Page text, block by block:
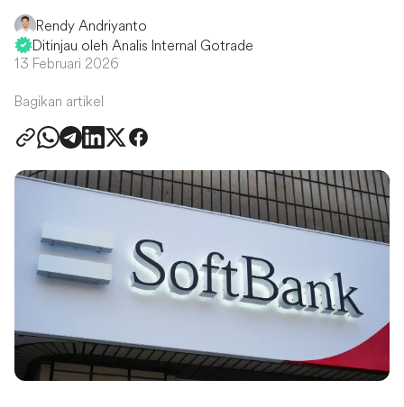
Rendy Andriyanto
Ditinjau oleh Analis Internal Gotrade
13 Februari 2026
Bagikan artikel